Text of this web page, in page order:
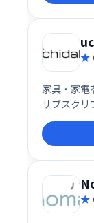
家具・家電
サブスクリ